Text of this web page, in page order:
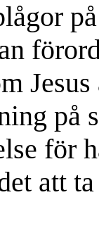
på
för
att